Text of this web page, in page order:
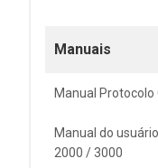
Manuais
Manual Protocolo
Manual do
2000 / 3000